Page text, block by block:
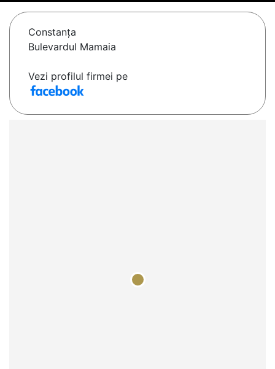
Constanţa
Bulevardul Mamaia
Vezi profilul firmei pe